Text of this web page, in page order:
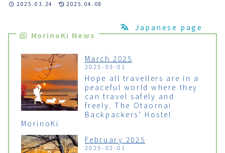
2025.03.24 2025.04.08
Japanese page
MorinoKi News
March 2025
2025-03-01
Hope all travellers are in a
peaceful world where they
can travel safely and
freely. The Otaornai
Backpackers’ Hostel
MorinoKi
February 2025
2025-02-01